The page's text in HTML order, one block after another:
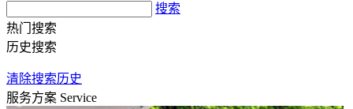
搜索
热门搜索
历史搜索
清除搜索历史
服务方案 Service